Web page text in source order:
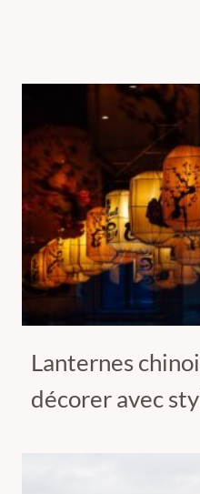
Lanternes
décorer avec